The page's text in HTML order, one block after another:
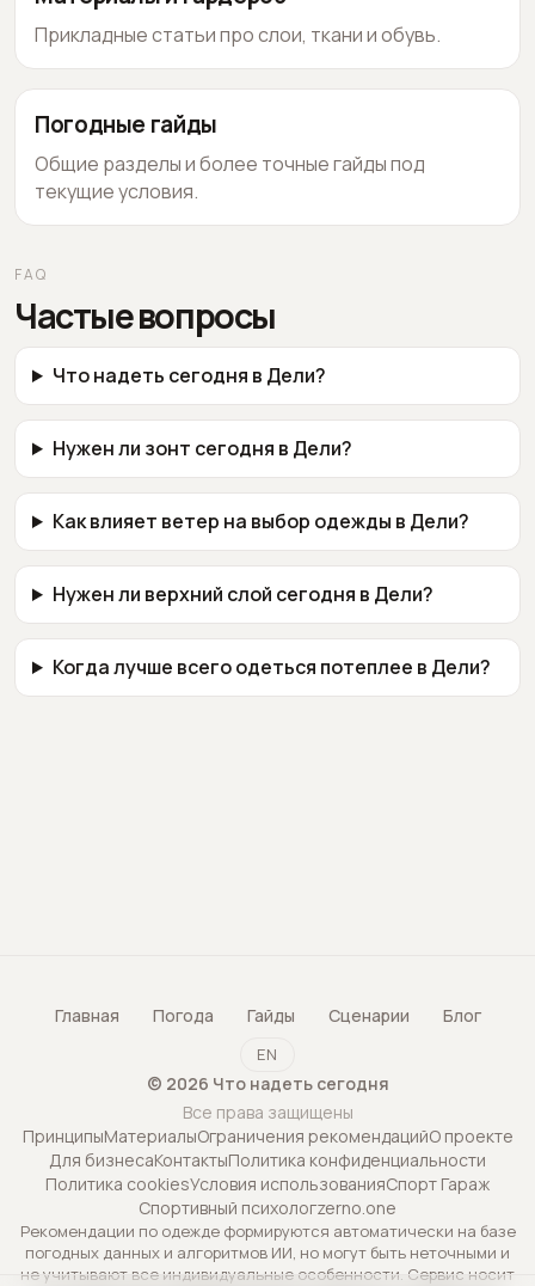
Прикладные статьи про слои, ткани и обувь.
Погодные гайды
Общие разделы и более точные гайды под
текущие условия.
FAQ
Частые вопросы
Что надеть сегодня в Дели?
Нужен ли зонт сегодня в Дели?
Как влияет ветер на выбор одежды в Дели?
Нужен ли верхний слой сегодня в Дели?
Когда лучше всего одеться потеплее в Дели?
Главная Погода Гайды Сценарии Блог
EN
© 2026 Что надеть сегодня
Все права защищены
ПринципыМатериалыОграничения рекомендацийО проекте
Для бизнесаКонтактыПолитика конфиденциальности
Политика cookiesУсловия использованияСпорт Гараж
Спортивный психологzerno.one
Рекомендации по одежде формируются автоматически на базе
погодных данных и алгоритмов ИИ, но могут быть неточными и
не учитывают все индивидуальные особенности. Сервис носит